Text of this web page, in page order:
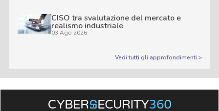
CISO tra svalutazione del mercato e
realismo industriale
03 Ago 2026
Vedi tutti gli approfondimenti >